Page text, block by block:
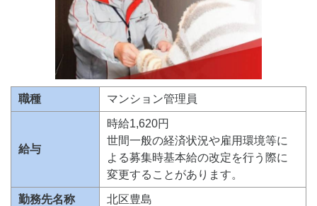
職種 マンション管理員
給与
時給1,620円
世間一般の経済状況や雇用環境等に
よる募集時基本給の改定を行う際に
変更することがあります。
勤務先名称 北区豊島